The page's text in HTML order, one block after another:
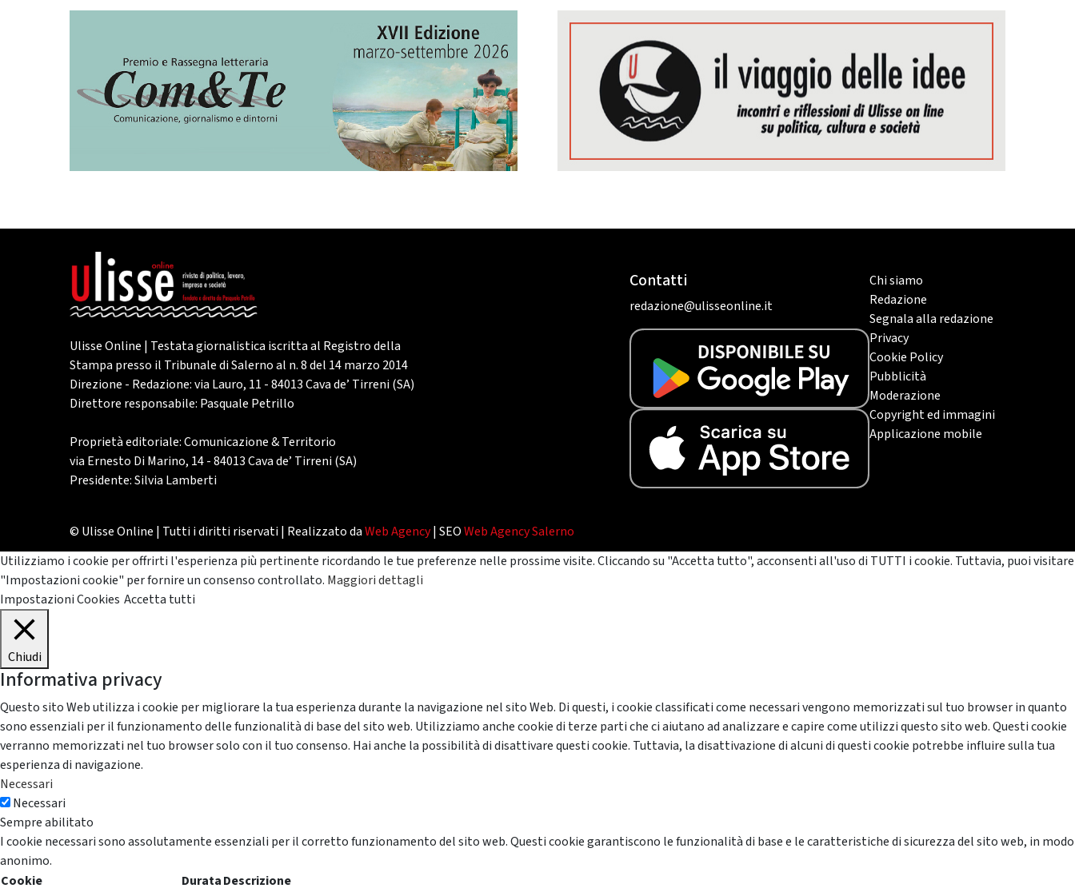
Ulisse Online | Testata giornalistica iscritta al Registro della
Stampa presso il Tribunale di Salerno al n. 8 del 14 marzo 2014
Direzione - Redazione: via Lauro, 11 - 84013 Cava de’ Tirreni (SA)
Direttore responsabile: Pasquale Petrillo
Proprietà editoriale: Comunicazione & Territorio
via Ernesto Di Marino, 14 - 84013 Cava de’ Tirreni (SA)
Presidente: Silvia Lamberti
Contatti
redazione@ulisseonline.it
Chi siamo
Redazione
Segnala alla redazione
Privacy
Cookie Policy
Pubblicità
Moderazione
Copyright ed immagini
Applicazione mobile
© Ulisse Online | Tutti i diritti riservati | Realizzato daWeb Agency| SEOWeb Agency Salerno
Utilizziamo i cookie per offrirti l'esperienza più pertinente ricordando le tue preferenze nelle prossime visite. Cliccando su "Accetta tutto", acconsenti all'uso di TUTTI i cookie. Tuttavia, puoi visitare
"Impostazioni cookie" per fornire un consenso controllato. Maggiori dettagli
Impostazioni Cookies Accetta tutti
Chiudi
Informativa privacy
Questo sito Web utilizza i cookie per migliorare la tua esperienza durante la navigazione nel sito Web. Di questi, i cookie classificati come necessari vengono memorizzati sul tuo browser in quanto
sono essenziali per il funzionamento delle funzionalità di base del sito web. Utilizziamo anche cookie di terze parti che ci aiutano ad analizzare e capire come utilizzi questo sito web. Questi cookie
verranno memorizzati nel tuo browser solo con il tuo consenso. Hai anche la possibilità di disattivare questi cookie. Tuttavia, la disattivazione di alcuni di questi cookie potrebbe influire sulla tua
esperienza di navigazione.
Necessari
Necessari
Sempre abilitato
I cookie necessari sono assolutamente essenziali per il corretto funzionamento del sito web. Questi cookie garantiscono le funzionalità di base e le caratteristiche di sicurezza del sito web, in modo
anonimo.
Cookie
DurataDescrizione